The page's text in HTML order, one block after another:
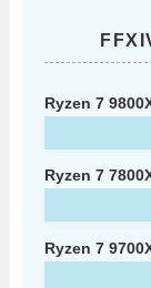
Ryzen 7
Ryzen 7
Ryzen 7